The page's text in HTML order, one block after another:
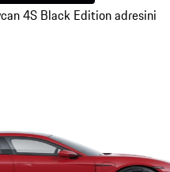
4S Black Edition adresini